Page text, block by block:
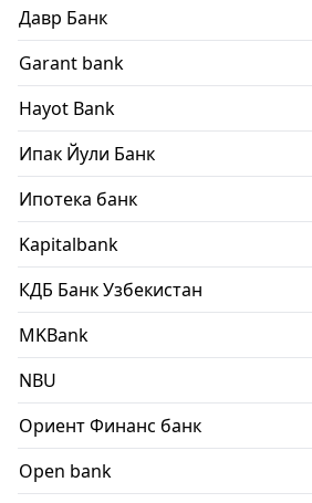
Давр Банк
Garant bank
Hayot Bank
Ипак Йули Банк
Ипотека банк
Kapitalbank
КДБ Банк Узбекистан
MKBank
NBU
Ориент Финанс банк
Open bank